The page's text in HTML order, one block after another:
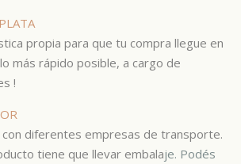
propia para que tu compra llegue en
más rápido posible, a cargo de
!
con diferentes empresas de transporte.
tiene que llevar embalaje. Podés